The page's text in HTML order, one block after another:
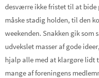
desværre ikke fristet til at bide
måske stadig holden, til den
weekenden. Snakken gik
udvekslet masser af gode
hjalp alle med at klargøre lidt
mange af foreningens